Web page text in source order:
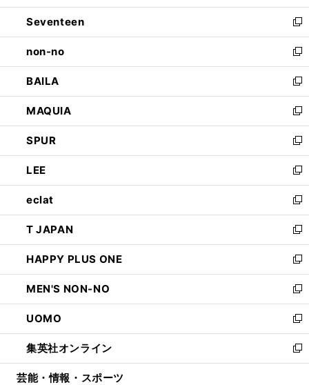
開
く
ウ
で
開
く
ン
ド
ウ
で
開
く
Seventeen
新
し
い
ウ
ィ
ン
ド
ウ
で
開
く
non-no
新
し
い
ウ
ィ
ン
ド
ウ
で
開
く
BAILA
新
し
い
ウ
ィ
ン
ド
ウ
で
開
く
MAQUIA
新
し
い
ウ
ィ
ン
ド
ウ
で
開
く
SPUR
新
し
い
ウ
ィ
ン
ド
ウ
で
開
く
LEE
新
し
い
ウ
ィ
ン
ド
ウ
で
開
く
eclat
新
し
い
ウ
ィ
ン
ド
ウ
で
開
く
T JAPAN
新
し
い
ウ
ィ
ン
ド
ウ
で
開
HAPPY PLUS ONE
新
し
い
ウ
ィ
ン
ド
ウ
MEN'S NON-NO
新
し
い
ウ
ィ
ン
UOMO
新
し
い
ウ
集英社オンライン
新
し
芸能・情報・スポーツ